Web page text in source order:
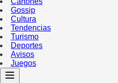
Gossip
Cultura
Tendencias
Turismo
Deportes
Avisos
Juegos